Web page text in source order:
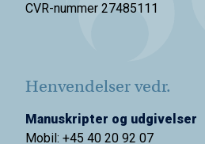
CVR-nummer 27485111
Henvendelser vedr.
Manuskripter og udgivelser
Mobil: +45 40 20 92 07